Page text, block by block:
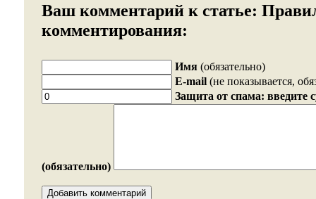
Ваш комментарий к статье:
комментирования:
Имя (обязательно)
E-mail (не показывается,
Защита от спама: введите
(обязательно)